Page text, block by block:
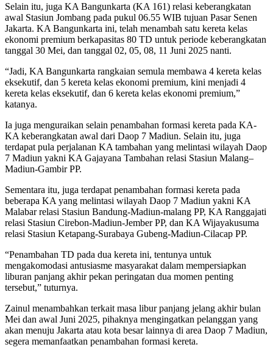
Selain itu, juga KA Bangunkarta (KA 161) relasi keberangkatan
awal Stasiun Jombang pada pukul 06.55 WIB tujuan Pasar Senen
Jakarta. KA Bangunkarta ini, telah menambah satu kereta kelas
ekonomi premium berkapasitas 80 TD untuk periode keberangkatan
tanggal 30 Mei, dan tanggal 02, 05, 08, 11 Juni 2025 nanti.
“Jadi, KA Bangunkarta rangkaian semula membawa 4 kereta kelas
eksekutif, dan 5 kereta kelas ekonomi premium, kini menjadi 4
kereta kelas eksekutif, dan 6 kereta kelas ekonomi premium,”
katanya.
Ia juga menguraikan selain penambahan formasi kereta pada KA-
KA keberangkatan awal dari Daop 7 Madiun. Selain itu, juga
terdapat pula perjalanan KA tambahan yang melintasi wilayah Daop
7 Madiun yakni KA Gajayana Tambahan relasi Stasiun Malang–
Madiun-Gambir PP.
Sementara itu, juga terdapat penambahan formasi kereta pada
beberapa KA yang melintasi wilayah Daop 7 Madiun yakni KA
Malabar relasi Stasiun Bandung-Madiun-malang PP, KA Ranggajati
relasi Stasiun Cirebon-Madiun-Jember PP, dan KA Wijayakusuma
relasi Stasiun Ketapang-Surabaya Gubeng-Madiun-Cilacap PP.
“Penambahan TD pada dua kereta ini, tentunya untuk
mengakomodasi antusiasme masyarakat dalam mempersiapkan
liburan panjang akhir pekan peringatan dua momen penting
tersebut,” tuturnya.
Zainul menambahkan terkait masa libur panjang jelang akhir bulan
Mei dan awal Juni 2025, pihaknya mengingatkan pelanggan yang
akan menuju Jakarta atau kota besar lainnya di area Daop 7 Madiun,
segera memanfaatkan penambahan formasi kereta.